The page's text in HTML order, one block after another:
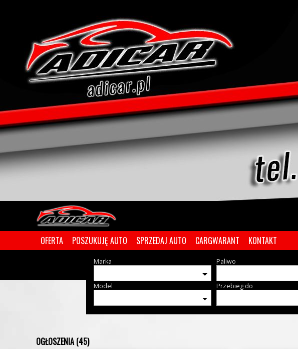
OFERTA POSZUKUJĘ AUTO SPRZEDAJ AUTO CARGWARANT KONTAKT
Marka Paliwo
Model Przebieg do
OGŁOSZENIA (45)